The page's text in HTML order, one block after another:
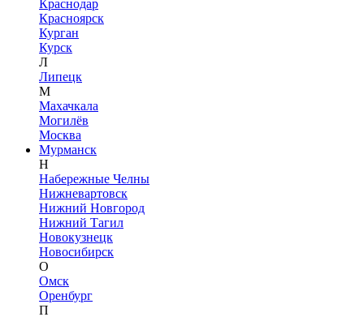
Краснодар
Красноярск
Курган
Курск
Л
Липецк
М
Махачкала
Могилёв
Москва
Мурманск
Н
Набережные Челны
Нижневартовск
Нижний Новгород
Нижний Тагил
Новокузнецк
Новосибирск
О
Омск
Оренбург
П